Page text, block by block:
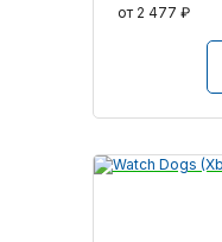
от 2 477 ₽